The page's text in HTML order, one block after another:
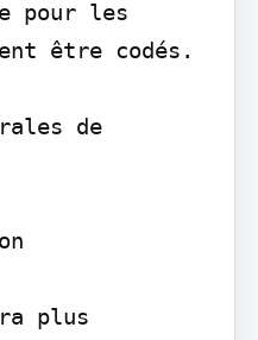
pour les
être codés.
de
plus